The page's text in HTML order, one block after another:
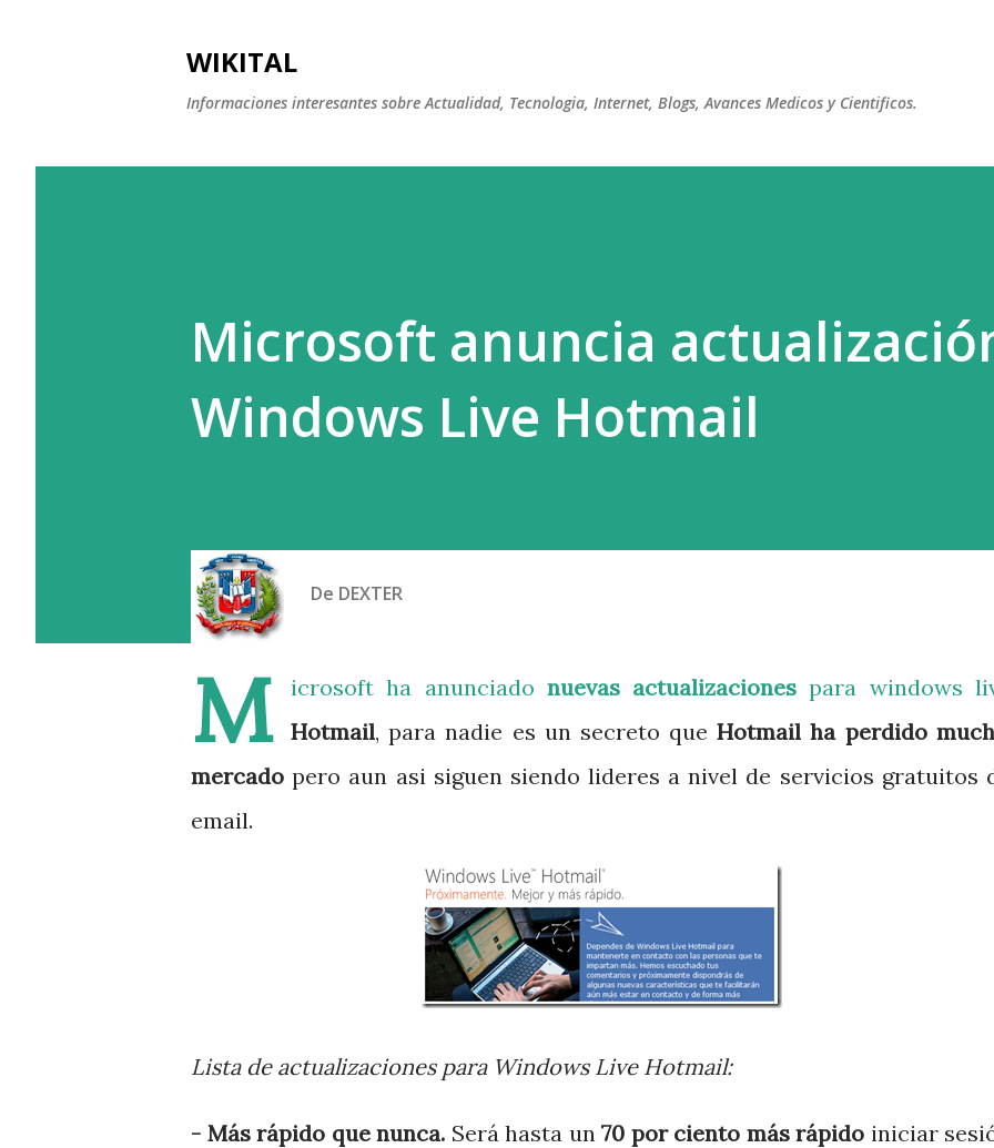
WIKITAL
Informaciones interesantes sobre Actualidad, Tecnologia, Internet, Blogs, Avances Medicos y Cientificos.
Microsoft anuncia
Windows Live Hotmail
De DEXTER
M icrosoft ha anunciado nuevas actualizaciones para windows
Hotmail, para nadie es un secreto queHotmail ha perdido
mercado pero aun asi siguen siendo lideres a nivel de servicios gratuitos
email.
Lista de actualizaciones para Windows Live Hotmail:
- Más rápido que nunca. Será hasta un 70 por ciento más rápido iniciar